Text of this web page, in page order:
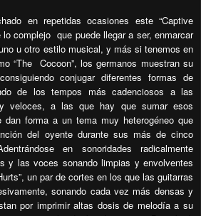
en repetidas ocasiones este “Captive
lo complejo que puede llegar a ser, enmarcar
u otro estilo musical, y más si tenemos en
“The Cocoon”, los germanos muestran su
conjugar diferentes formas de
de los tempos más cadenciosos a las
veloces, a las que hay que sumar esos
dan forma a un tema muy heterogéneo que
del oyente durante sus más de cinco
en sonoridades radicalmente
y las voces sonando limpias y envolventes
un par de cortes en los que las guitarras
sonando cada vez más densas y
por imprimir altas dosis de melodía a su